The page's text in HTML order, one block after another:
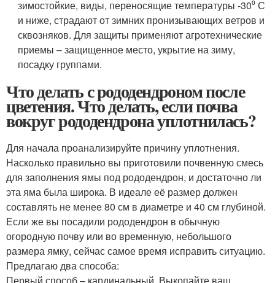
зимостойкие, виды, переносящие температуры -30⁰ С
и ниже, страдают от зимних пронизывающих ветров и
сквозняков. Для защиты применяют агротехнические
приемы – защищенное место, укрытие на зиму,
посадку группами.
Что делать с рододендроном после
цветения. Что делать, если почва
вокруг рододендрона уплотнилась?
Для начала проанализируйте причину уплотнения.
Насколько правильно вы приготовили почвенную смесь
для заполнения ямы под рододендрон, и достаточно ли
эта яма была широка. В идеале её размер должен
составлять не менее 80 см в диаметре и 40 см глубиной.
Если же вы посадили рододендрон в обычную
огородную почву или во временную, небольшого
размера ямку, сейчас самое время исправить ситуацию.
Предлагаю два способа: